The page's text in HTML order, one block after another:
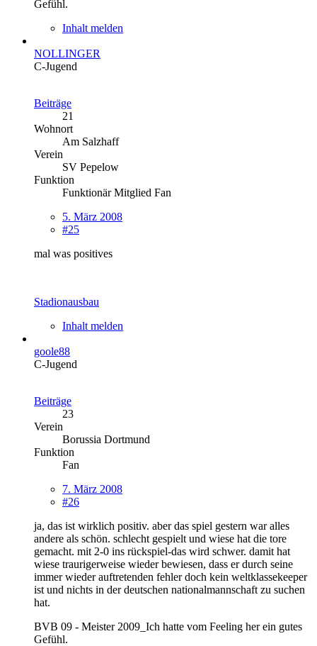
Gefühl.
Inhalt melden
NOLLINGER
C-Jugend
Beiträge
21
Wohnort
Am Salzhaff
Verein
SV Pepelow
Funktion
Funktionär Mitglied Fan
5. März 2008
#25
mal was positives
Stadionausbau
Inhalt melden
goole88
C-Jugend
Beiträge
23
Verein
Borussia Dortmund
Funktion
Fan
7. März 2008
#26
ja, das ist wirklich positiv. aber das spiel gestern war alles
andere als schön. schlecht gespielt und wiese hat die tore
gemacht. mit 2-0 ins rückspiel-das wird schwer. damit hat
wiese traurigerweise wieder bewiesen, dass er durch seine
immer wieder auftretenden fehler doch kein weltklassekeeper
ist und nichts in der deutschen nationalmannschaft zu suchen
hat.
BVB 09 - Meister 2009_Ich hatte vom Feeling her ein gutes
Gefühl.